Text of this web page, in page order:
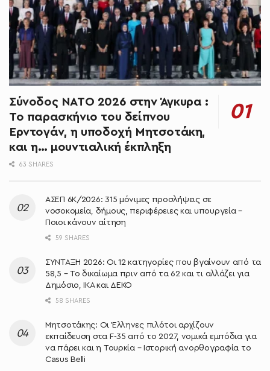
Σύνοδος ΝΑΤΟ 2026 στην Άγκυρα :
Το παρασκήνιο του δείπνου
Ερντογάν, η υποδοχή Μητσοτάκη,
και η… μουντιαλική έκπληξη
63 SHARES
ΑΣΕΠ 6Κ/2026: 315 μόνιμες προσλήψεις σε
νοσοκομεία, δήμους, περιφέρειες και υπουργεία –
Ποιοι κάνουν αίτηση
59 SHARES
ΣΥΝΤΑΞΗ 2026: Οι 12 κατηγορίες που βγαίνουν από τα
58,5 – Το δικαίωμα πριν από τα 62 και τι αλλάζει για
Δημόσιο, ΙΚΑ και ΔΕΚΟ
58 SHARES
Μητσοτάκης: Oι Έλληνες πιλότοι αρχίζουν
εκπαίδευση στα F-35 από το 2027, νομικά εμπόδια για
να πάρει και η Τουρκία – Ιστορική ανορθογραφία το
Casus Belli